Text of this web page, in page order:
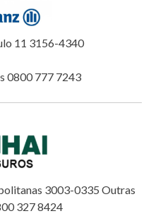
11 3156-4340
0800 777 7243
3003-0335 Outras
327 8424